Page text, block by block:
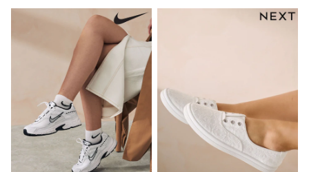
Baby Summer Nightwear
Sun Hats & Caps
Mens' Holiday Shop
Occasionwear
Shirts
Linen Collection
Polo Shirts